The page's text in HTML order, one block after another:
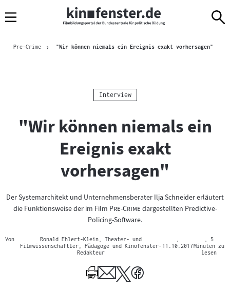
Navigation
zum
zur
Brotkrümelnavigation
Pre-Crime "Wir können niemals ein Ereignis exakt vorhersagen"
Kategorie:
Interview
"Wir können niemals ein
Ereignis exakt
vorhersagen"
Der Systemarchitekt und Unternehmensberater Ilja Schneider erläutert
die Funktionsweise der im Film "Pre-Crime"dargestellten Predictive-
Policing-Software.
Von
Ronald Ehlert-Klein, Theater- und
Filmwissenschaftler, Pädagoge und Kinofenster-
Redakteur
11.10.2017
, 5
Minuten zu
lesen